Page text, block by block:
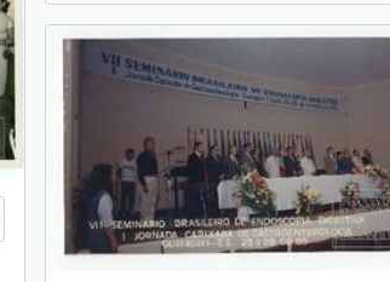
Adicionar a área de transferência